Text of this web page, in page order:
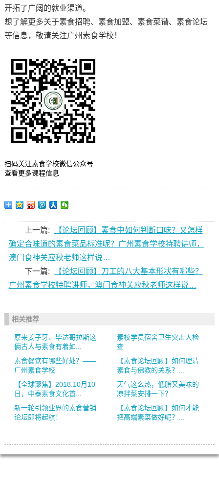
开拓了广阔的就业渠道。
想了解更多关于素食招聘、素食加盟、素食菜谱、素食论坛
等信息，敬请关注广州素食学校！
扫码关注素食学校微信公众号
查看更多课程信息
上一篇:
【论坛回顾】素食中如何判断口味？又怎样
确定合味道的素食菜品标准呢？广州素食学校特聘讲师，
澳门食神关应秋老师这样说…
下一篇:
【论坛回顾】刀工的八大基本形状有哪些？
广州素食学校特聘讲师，澳门食神关应秋老师这样说…
相关推荐
原来姜子牙、毕达哥拉斯这
俩古人与素食有着如...
素校学员宿舍卫生突击大检
查
素食餐饮有哪些好处？——
广州素食学校
【素食论坛回顾】如何理清
素食与佛教的关系？...
【全球聚焦】2018.10月10
日，中泰素食文化首...
天气这么热，低脂又美味的
凉拌菜安排一下？
新一轮引领业界的素食营销
论坛即将起航！
【素食论坛回顾】如何才能
把高端素菜做好呢？...